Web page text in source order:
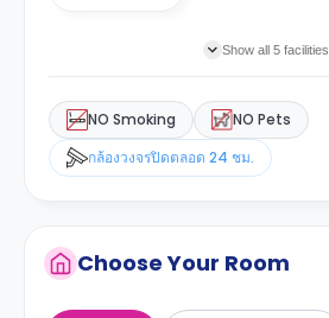
Show all 5 facilities
NO Smoking
NO Pets
กล้องวงจรปิดตลอด 24 ชม.
Choose Your Room